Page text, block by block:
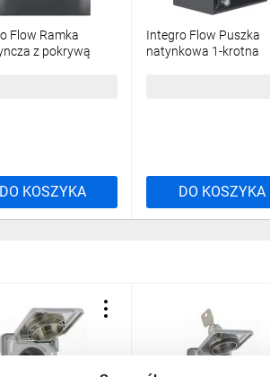
Flow Ramka
z pokrywą
DO KOSZYKA
Integro Flow Puszka
natynkowa 1-krotna
DO KOSZYKA